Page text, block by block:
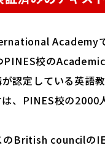
Academy
PINES校の
認定している英語
、PINES校の
のBritish councilの